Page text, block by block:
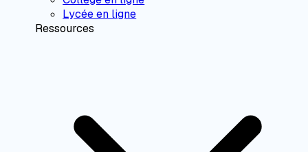
Lycée en ligne
Ressources